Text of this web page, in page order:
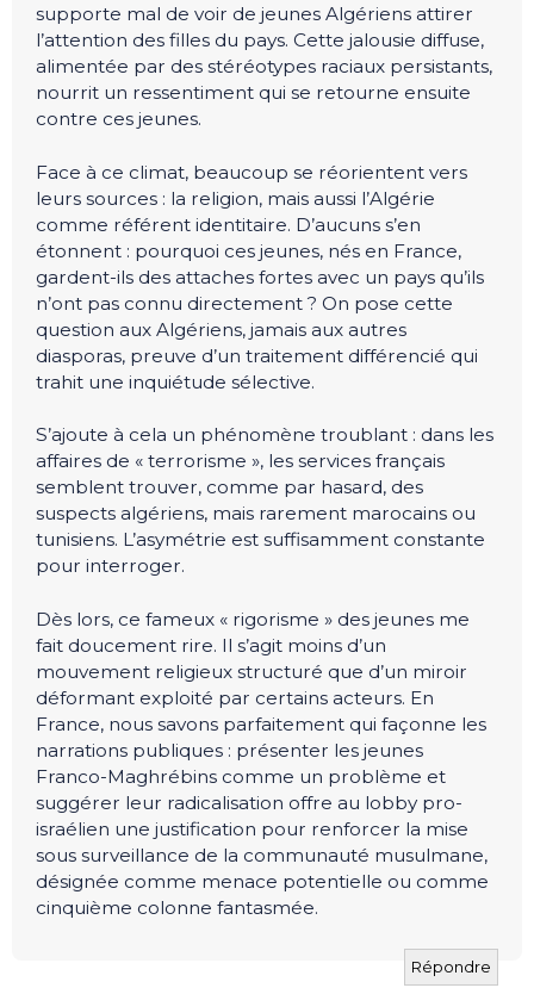
supporte mal de voir de jeunes Algériens attirer
l’attention des filles du pays. Cette jalousie diffuse,
alimentée par des stéréotypes raciaux persistants,
nourrit un ressentiment qui se retourne ensuite
contre ces jeunes.
Face à ce climat, beaucoup se réorientent vers
leurs sources : la religion, mais aussi l’Algérie
comme référent identitaire. D’aucuns s’en
étonnent : pourquoi ces jeunes, nés en France,
gardent-ils des attaches fortes avec un pays qu’ils
n’ont pas connu directement ? On pose cette
question aux Algériens, jamais aux autres
diasporas, preuve d’un traitement différencié qui
trahit une inquiétude sélective.
S’ajoute à cela un phénomène troublant : dans les
affaires de « terrorisme », les services français
semblent trouver, comme par hasard, des
suspects algériens, mais rarement marocains ou
tunisiens. L’asymétrie est suffisamment constante
pour interroger.
Dès lors, ce fameux « rigorisme » des jeunes me
fait doucement rire. Il s’agit moins d’un
mouvement religieux structuré que d’un miroir
déformant exploité par certains acteurs. En
France, nous savons parfaitement qui façonne les
narrations publiques : présenter les jeunes
Franco-Maghrébins comme un problème et
suggérer leur radicalisation offre au lobby pro-
israélien une justification pour renforcer la mise
sous surveillance de la communauté musulmane,
désignée comme menace potentielle ou comme
cinquième colonne fantasmée.
Répondre